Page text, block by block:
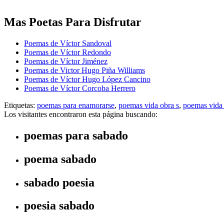
Mas Poetas Para Disfrutar
Poemas de Víctor Sandoval
Poemas de Víctor Redondo
Poemas de Víctor Jiménez
Poemas de Victor Hugo Piña Williams
Poemas de Víctor Hugo López Cancino
Poemas de Víctor Corcoba Herrero
Etiquetas: poemas para enamorarse, poemas vida obra s, poemas
Los visitantes encontraron esta página buscando:
poemas para sabado
poema sabado
sabado poesia
poesia sabado